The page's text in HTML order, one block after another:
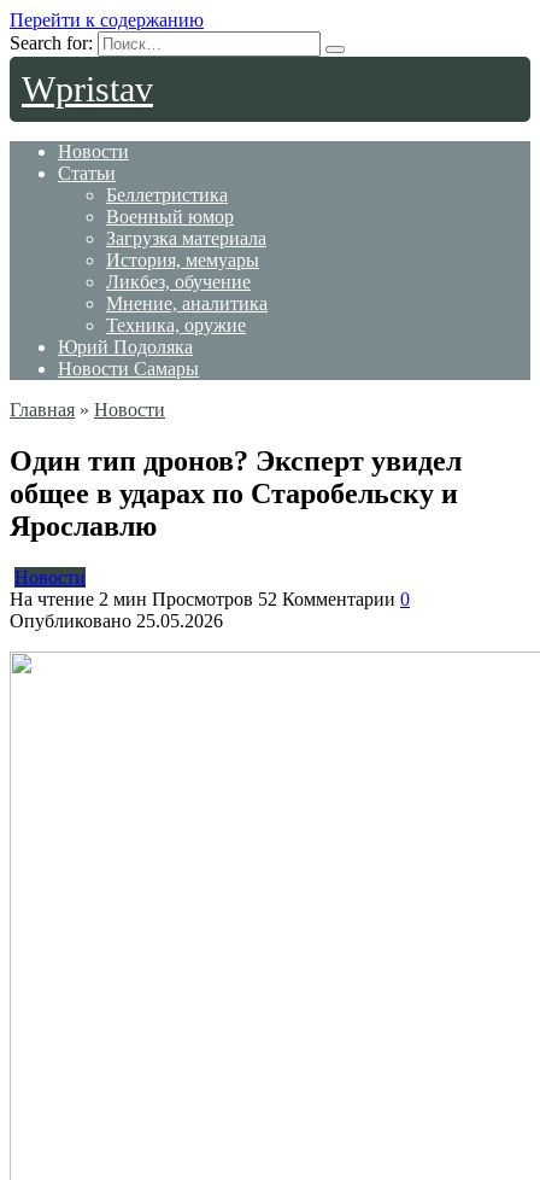
Перейти к содержанию
Search for:
Wpristav
Новости
Статьи
Беллетристика
Военный юмор
Загрузка материала
История, мемуары
Ликбез, обучение
Мнение, аналитика
Техника, оружие
Юрий Подоляка
Новости Самары
Главная » Новости
Один тип дронов? Эксперт увидел
общее в ударах по Старобельску и
Ярославлю
Новости
На чтение 2 мин Просмотров 52 Комментарии 0
Опубликовано 25.05.2026